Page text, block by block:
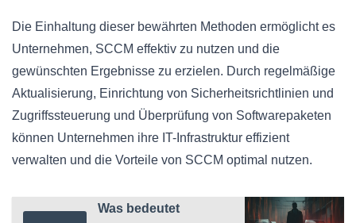
Die Einhaltung dieser bewährten Methoden ermöglicht es
Unternehmen, SCCM effektiv zu nutzen und die
gewünschten Ergebnisse zu erzielen. Durch regelmäßige
Aktualisierung, Einrichtung von Sicherheitsrichtlinien und
Zugriffssteuerung und Überprüfung von Softwarepaketen
können Unternehmen ihre IT-Infrastruktur effizient
verwalten und die Vorteile von SCCM optimal nutzen.
Was bedeutet